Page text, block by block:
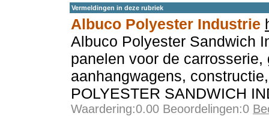
Vermeldingen in deze rubriek
Albuco Polyester Industrie
Albuco Polyester Sandwich
panelen voor de
aanhangwagens,
POLYESTER SANDWICH
Waardering:0.00 Beoordelingen:0